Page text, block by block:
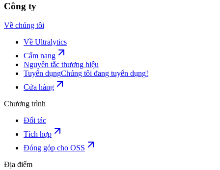
Công ty
Về chúng tôi
Về Ultralytics
Cẩm nang
Nguyên tắc thương hiệu
Tuyển dụngChúng tôi đang tuyển dụng!
Cửa hàng
Chương trình
Đối tác
Tích hợp
Đóng góp cho OSS
Địa điểm